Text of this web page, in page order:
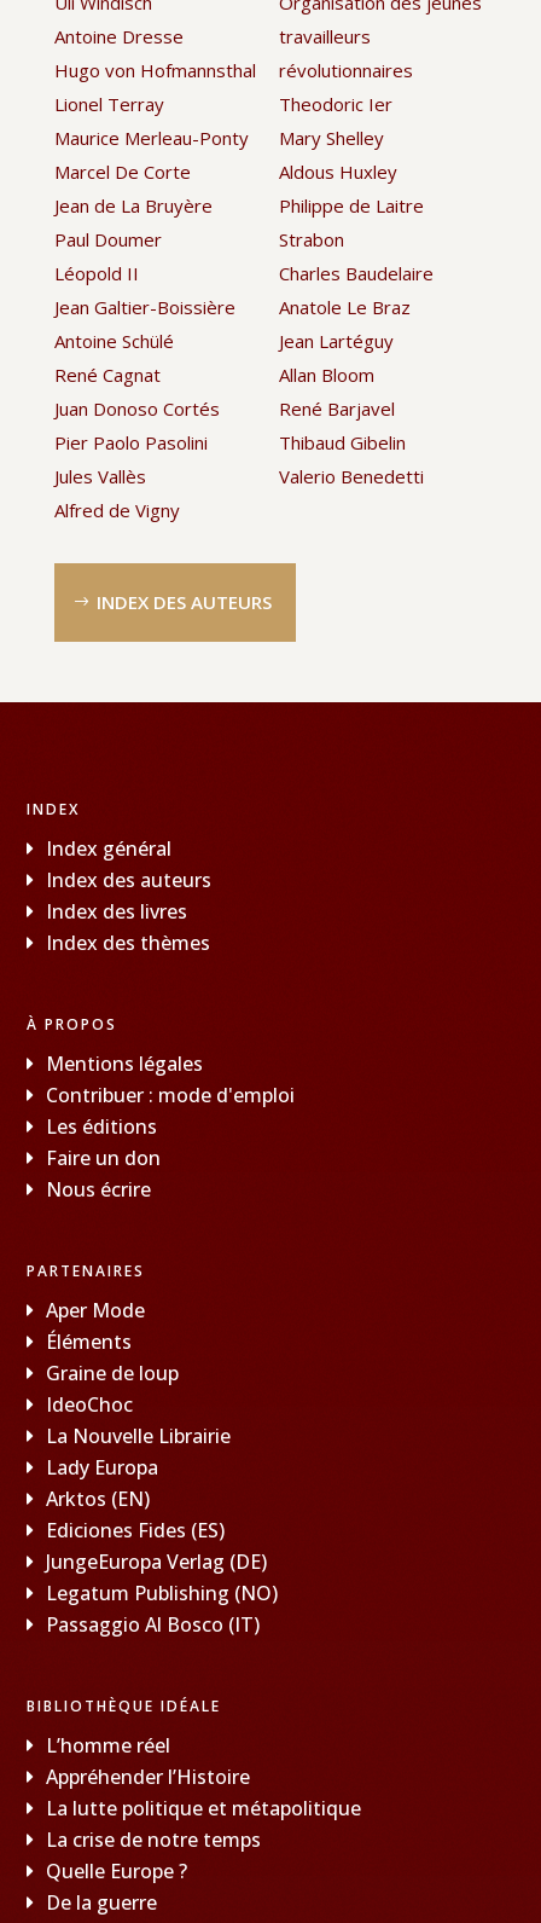
Antoine Dresse
Hugo von Hofmannsthal
Lionel Terray
Maurice Merleau-Ponty
Marcel De Corte
Jean de La Bruyère
Paul Doumer
Léopold II
Jean Galtier-Boissière
Antoine Schülé
René Cagnat
Juan Donoso Cortés
Pier Paolo Pasolini
Jules Vallès
Alfred de Vigny
travailleurs
révolutionnaires
Theodoric Ier
Mary Shelley
Aldous Huxley
Philippe de Laitre
Strabon
Charles Baudelaire
Anatole Le Braz
Jean Lartéguy
Allan Bloom
René Barjavel
Thibaud Gibelin
Valerio Benedetti
INDEX DES AUTEURS
INDEX
Index général
Index des auteurs
Index des livres
Index des thèmes
À PROPOS
Mentions légales
Contribuer : mode d'emploi
Les éditions
Faire un don
Nous écrire
PARTENAIRES
Aper Mode
Éléments
Graine de loup
IdeoChoc
La Nouvelle Librairie
Lady Europa
Arktos (EN)
Ediciones Fides (ES)
JungeEuropa Verlag (DE)
Legatum Publishing (NO)
Passaggio Al Bosco (IT)
BIBLIOTHÈQUE IDÉALE
L’homme réel
Appréhender l’Histoire
La lutte politique et métapolitique
La crise de notre temps
Quelle Europe ?
De la guerre